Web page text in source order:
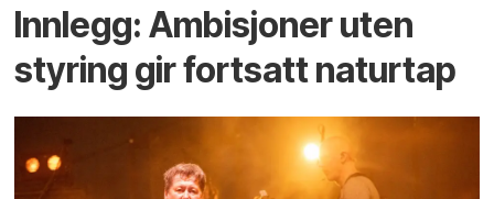
Innlegg: Ambisjoner uten
styring gir fortsatt naturtap